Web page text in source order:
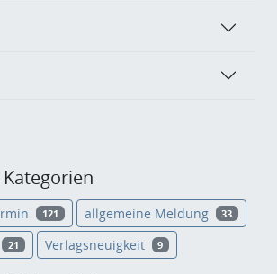
121 allgemeine Meldung 33
21 Verlagsneuigkeit 9